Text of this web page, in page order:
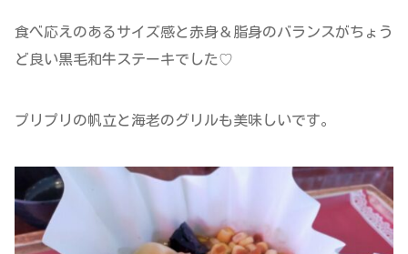
食べ応えのあるサイズ感と赤身＆脂身のバランスがちょう
ど良い黒毛和牛ステーキでした♡
プリプリの帆立と海老のグリルも美味しいです。